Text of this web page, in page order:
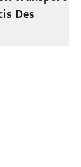
Des